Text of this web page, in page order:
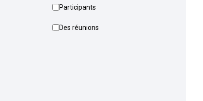
Participants
Des réunions